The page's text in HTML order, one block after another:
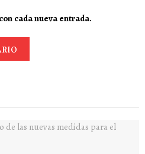
cada nueva entrada.